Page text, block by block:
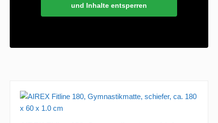
und Inhalte entsperren